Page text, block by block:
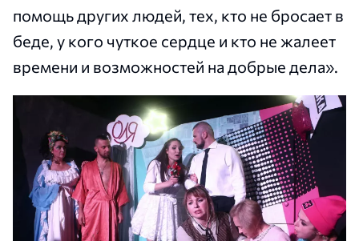
помощь других людей, тех, кто не бросает в
беде, у кого чуткое сердце и кто не жалеет
времени и возможностей на добрые дела».